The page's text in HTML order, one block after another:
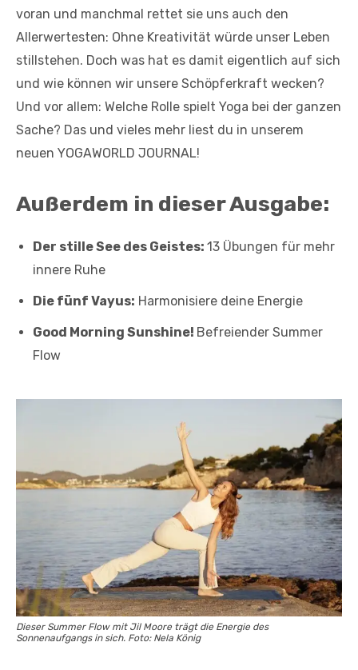
voran und manchmal rettet sie uns auch den
Allerwertesten: Ohne Kreativität würde unser Leben
stillstehen. Doch was hat es damit eigentlich auf sich
und wie können wir unsere Schöpferkraft wecken?
Und vor allem: Welche Rolle spielt Yoga bei der ganzen
Sache? Das und vieles mehr liest du in unserem
neuen YOGAWORLD JOURNAL!
Außerdem in dieser Ausgabe:
Der stille See des Geistes: 13 Übungen für mehr
innere Ruhe
Die fünf Vayus: Harmonisiere deine Energie
Good Morning Sunshine! Befreiender Summer
Flow
Dieser Summer Flow mit Jil Moore trägt die Energie des
Sonnenaufgangs in sich. Foto: Nela König